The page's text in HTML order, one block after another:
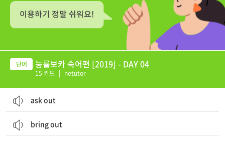
능률보카 숙어편 [2019] - DAY 04
15 카드 | netutor
ask out
bring out